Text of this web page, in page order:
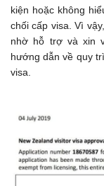
kiện hoặc không
chối cấp visa. Vì
nhờ hỗ trợ và xin
hướng dẫn về quy
visa.